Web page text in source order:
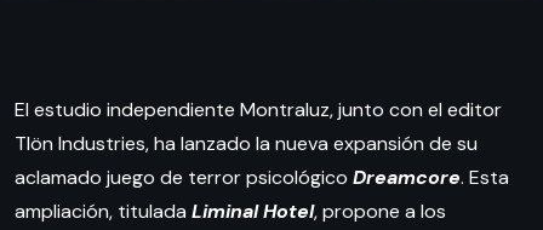
El estudio independiente Montraluz, junto con el editor
Tlön Industries, ha lanzado la nueva expansión de su
aclamado juego de terror psicológico Dreamcore. Esta
ampliación, titulada Liminal Hotel, propone a los